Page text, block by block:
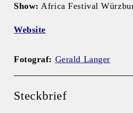
Show: Africa Festival
Website
Fotograf: Gerald Langer
Steckbrief